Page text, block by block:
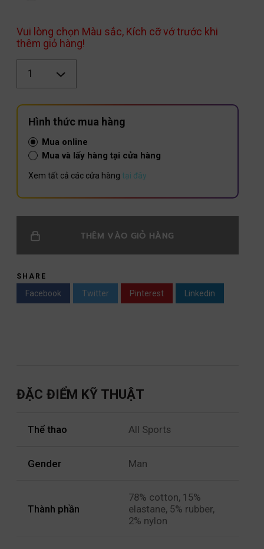
Vui lòng chọn Màu sắc, Kích cỡ vớ trước khi
thêm giỏ hàng!
lượng
Hình thức mua hàng
Mua online
Mua và lấy hàng tại cửa hàng
Xem tất cả các cửa hàng tại đây
THÊM VÀO GIỎ HÀNG
SHARE
Facebook Twitter Pinterest Linkedin
ĐẶC ĐIỂM KỸ THUẬT
Thể thao All Sports
Gender Man
Thành phần
78% cotton, 15%
elastane, 5% rubber,
2% nylon